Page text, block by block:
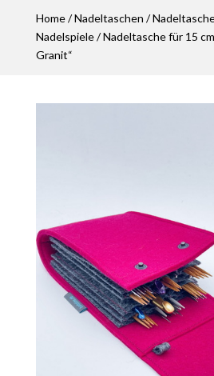
Home/Nadeltaschen /
Nadelspiele/ Nadeltasche für 15
Granit“